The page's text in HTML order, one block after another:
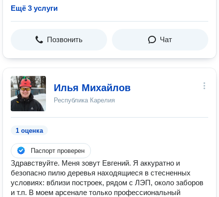
Ещё 3 услуги
Позвонить Чат
Илья Михайлов
Республика Карелия
1 оценка
Паспорт проверен
Здравствуйте. Меня зовут Евгений. Я аккуратно и
безопасно пилю деревья находящиеся в стесненных
условиях: вблизи построек, рядом с ЛЭП, около заборов
и т.п. В моем арсенале только профессиональный